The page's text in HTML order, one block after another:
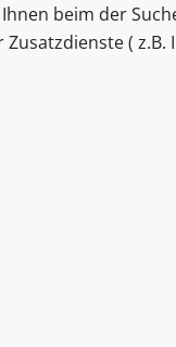
beim der
( z.B.